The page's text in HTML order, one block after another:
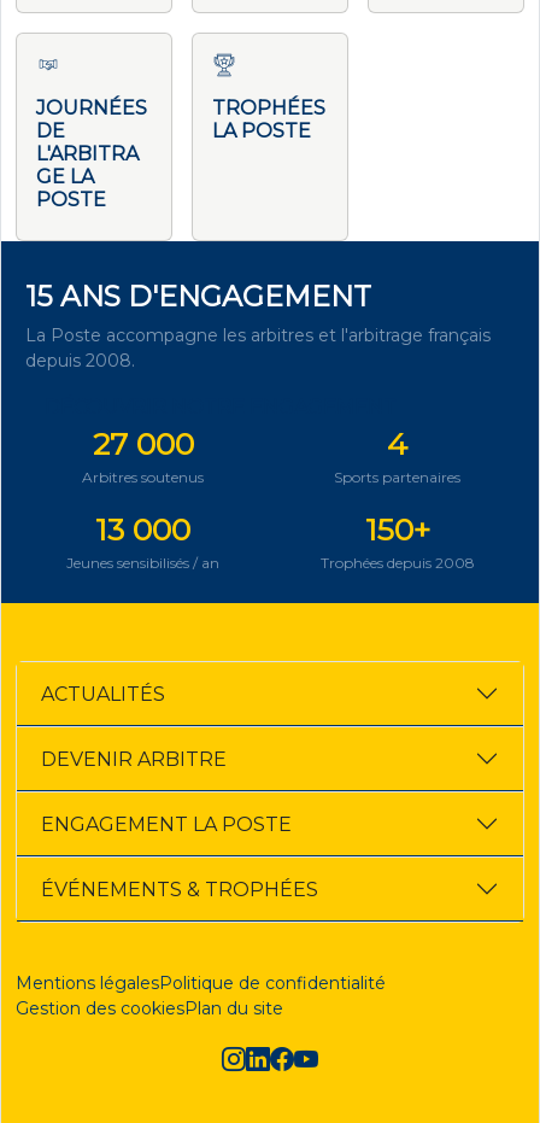
JOURNÉES
DE
L'ARBITRA
GE LA
POSTE
TROPHÉES
LA POSTE
15 ANS D'ENGAGEMENT
La Poste accompagne les arbitres et l'arbitrage français
depuis 2008.
27 000
Arbitres soutenus
4
Sports partenaires
13 000
Jeunes sensibilisés / an
150+
Trophées depuis 2008
ACTUALITÉS
DEVENIR ARBITRE
ENGAGEMENT LA POSTE
ÉVÉNEMENTS & TROPHÉES
Mentions légalesPolitique de confidentialité
Gestion des cookiesPlan du site